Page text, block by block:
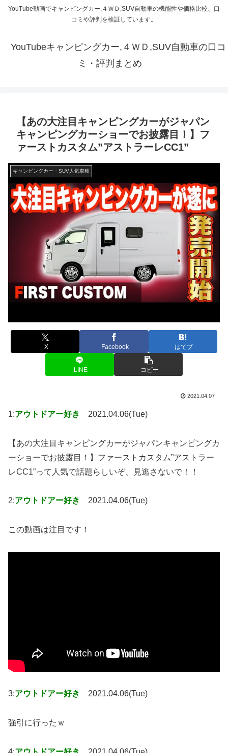
YouTube動画でキャンピングカー,４ＷＤ,SUV自動車の機能性や価格比較、口
コミや評判を検証しています。
YouTubeキャンピングカー,４ＷＤ,SUV自動車の口コ
ミ・評判まとめ
【あの大注目キャンピングカーがジャパン
キャンピングカーショーでお披露目！】フ
ァーストカスタム”アストラーレCC1”
キャンピングカー・SUV人気車種
X Facebook はてブ
LINE コピー
2021.04.07
1:アウトドアー好き 2021.04.06(Tue)
【あの大注目キャンピングカーがジャパンキャンピングカ
ーショーでお披露目！】ファーストカスタム”アストラー
レCC1”って人気で話題らしいぞ、見逃さないで！！
2:アウトドアー好き 2021.04.06(Tue)
この動画は注目です！
3:アウトドアー好き 2021.04.06(Tue)
強引に行ったｗ